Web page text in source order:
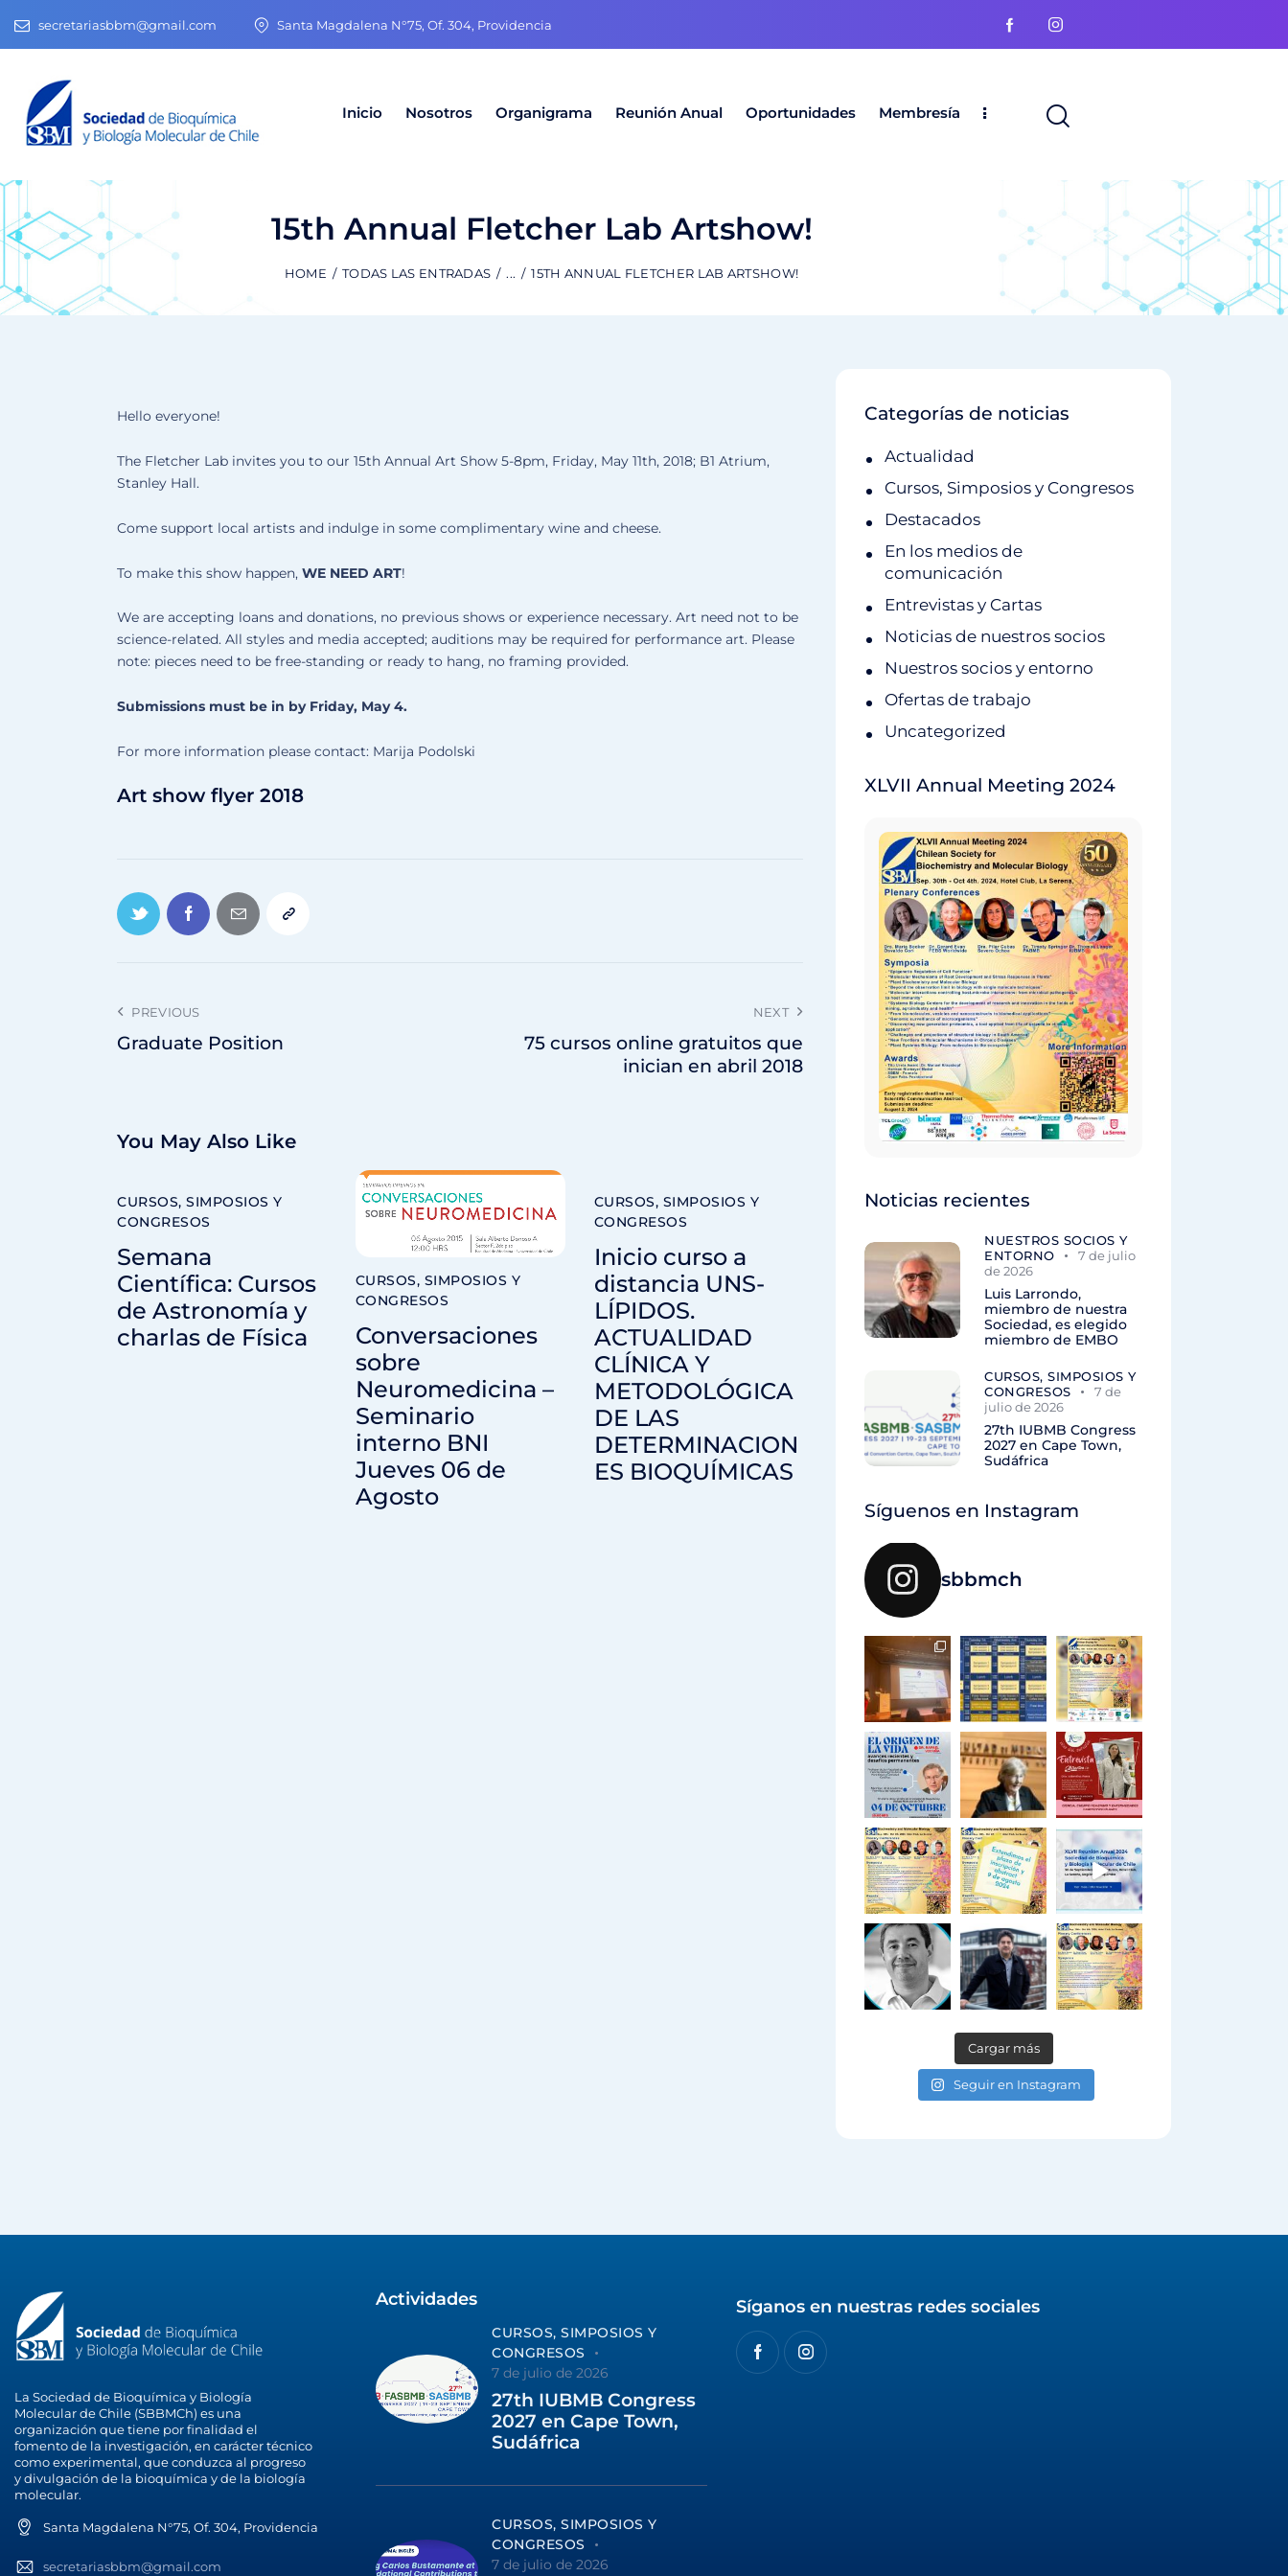
secretariasbbm@gmail.com Santa Magdalena N°75, Of. 304, Providencia
Inicio Nosotros Organigrama Reunión Anual Oportunidades Membresía
15th Annual Fletcher Lab Artshow!
HOME TODAS LAS ENTRADAS ... 15TH ANNUAL FLETCHER LAB ARTSHOW!
Hello everyone!
The Fletcher Lab invites you to our 15th Annual Art Show 5-8pm, Friday, May 11th, 2018; B1 Atrium,
Stanley Hall.
Come support local artists and indulge in some complimentary wine and cheese.
To make this show happen, WE NEED ART!
We are accepting loans and donations, no previous shows or experience necessary. Art need not to be
science-related. All styles and media accepted; auditions may be required for performance art. Please
note: pieces need to be free-standing or ready to hang, no framing provided.
Submissions must be in by Friday, May 4.
For more information please contact: Marija Podolski
Art show flyer 2018
PREVIOUS
Graduate Position
NEXT
75 cursos online gratuitos que
inician en abril 2018
You May Also Like
CURSOS, SIMPOSIOS Y
CONGRESOS
Semana
Científica: Cursos
de Astronomía y
charlas de Física
CURSOS, SIMPOSIOS Y
CONGRESOS
Conversaciones
sobre
Neuromedicina –
Seminario
interno BNI
Jueves 06 de
Agosto
CURSOS, SIMPOSIOS Y
CONGRESOS
Inicio curso a
distancia UNS-
LÍPIDOS.
ACTUALIDAD
CLÍNICA Y
METODOLÓGICA
DE LAS
DETERMINACION
ES BIOQUÍMICAS
Categorías de noticias
Actualidad
Cursos, Simposios y Congresos
Destacados
En los medios de
comunicación
Entrevistas y Cartas
Noticias de nuestros socios
Nuestros socios y entorno
Ofertas de trabajo
Uncategorized
XLVII Annual Meeting 2024
Noticias recientes
NUESTROS SOCIOS Y
ENTORNO
7 de julio
de 2026
Luis Larrondo,
miembro de nuestra
Sociedad, es elegido
miembro de EMBO
CURSOS, SIMPOSIOS Y
CONGRESOS
7 de
julio de 2026
27th IUBMB Congress
2027 en Cape Town,
Sudáfrica
Síguenos en Instagram
sbbmch
Cargar más
Seguir en Instagram
La Sociedad de Bioquímica y Biología
Molecular de Chile (SBBMCh) es una
organización que tiene por finalidad el
fomento de la investigación, en carácter técnico
como experimental, que conduzca al progreso
y divulgación de la bioquímica y de la biología
molecular.
Santa Magdalena N°75, Of. 304, Providencia
secretariasbbm@gmail.com
Actividades
CURSOS, SIMPOSIOS Y
CONGRESOS
7 de julio de 2026
27th IUBMB Congress
2027 en Cape Town,
Sudáfrica
CURSOS, SIMPOSIOS Y
CONGRESOS
7 de julio de 2026
Síganos en nuestras redes sociales